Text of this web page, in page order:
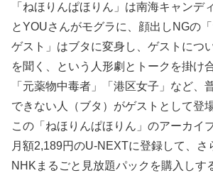
「ねほりんぱほりん」は南海キャンデ
とYOUさんがモグラに、顔出しNGの
ゲスト」はブタに変身し、ゲストにつ
を聞く、という人形劇とトークを掛け
「元薬物中毒者」「港区女子」など、
できない人（ブタ）がゲストとして登
この「ねほりんぱほりん」のアーカイ
月額2,189円のU-NEXTに登録して、さ
NHKまるごと見放題パックを購入しす